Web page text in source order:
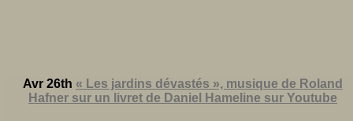
Avr 26th « Les jardins dévastés », musique de Roland
Hafner sur un livret de Daniel Hameline sur Youtube